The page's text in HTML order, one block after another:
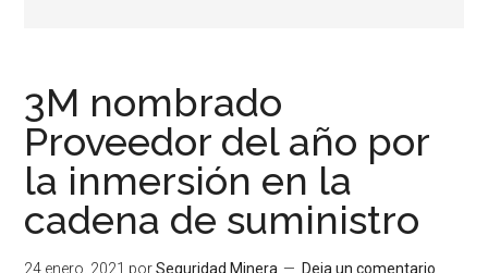
3M nombrado
Proveedor del año por
la inmersión en la
cadena de suministro
24 enero, 2021 porSeguridad Minera Deja un comentario